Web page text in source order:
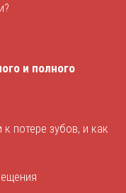
и полного
потере зубов, и как